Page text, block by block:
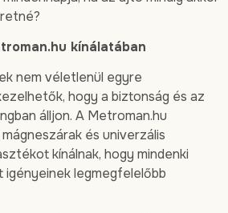
kínálatában
nem véletlenül egyre
hogy a biztonság és az
álljon. A Metroman.hu
és univerzális
kínálnak, hogy mindenki
igényeinek legmegfelelőbb